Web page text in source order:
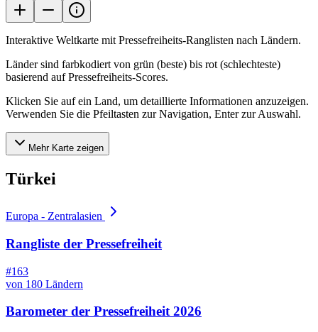
Interaktive Weltkarte mit Pressefreiheits-Ranglisten nach Ländern.
Länder sind farbkodiert von grün (beste) bis rot (schlechteste)
basierend auf Pressefreiheits-Scores.
Klicken Sie auf ein Land, um detaillierte Informationen anzuzeigen.
Verwenden Sie die Pfeiltasten zur Navigation, Enter zur Auswahl.
Mehr Karte zeigen
Türkei
Europa - Zentralasien
Rangliste der Pressefreiheit
#163
von 180 Ländern
Barometer der Pressefreiheit 2026